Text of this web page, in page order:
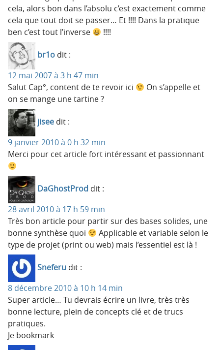
cela, alors bon dans l’absolu c’est exactement comme
cela que tout doit se passer… Et !!!! Dans la pratique
ben c’est tout l’inverse
!!!!
br1o dit :
12 mai 2007 à 3 h 47 min
Salut Cap°, content de te revoir ici
On s’appelle et
on se mange une tartine ?
jisee dit :
9 janvier 2010 à 0 h 32 min
Merci pour cet article fort intéressant et passionnant
DaGhostProd dit :
28 avril 2010 à 17 h 59 min
Très bon article pour partir sur des bases solides, une
bonne synthèse quoi
Applicable et variable selon le
type de projet (print ou web) mais l’essentiel est là !
Sneferu dit :
8 décembre 2010 à 10 h 14 min
Super article… Tu devrais écrire un livre, très très
bonne lecture, plein de concepts clé et de trucs
pratiques.
Je bookmark